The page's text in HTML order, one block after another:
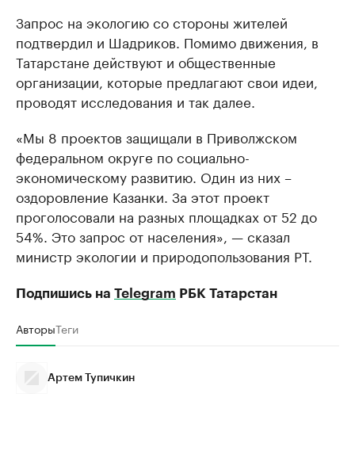
Запрос на экологию со стороны жителей
подтвердил и Шадриков. Помимо движения, в
Татарстане действуют и общественные
организации, которые предлагают свои идеи,
проводят исследования и так далее.
«Мы 8 проектов защищали в Приволжском
федеральном округе по социально-
экономическому развитию. Один из них –
оздоровление Казанки. За этот проект
проголосовали на разных площадках от 52 до
54%. Это запрос от населения», — сказал
министр экологии и природопользования РТ.
Подпишись на Telegram РБК Татарстан
АвторыТеги
Артем Тупичкин